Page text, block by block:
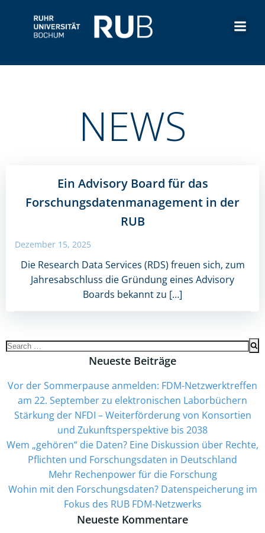
Inhalt
springen
NEWS
Ein Advisory Board für das
Forschungsdatenmanagement in der
RUB
Dezember 15, 2025
Die Research Data Services (RDS) freuen sich, zum
Jahresabschluss die Gründung eines Advisory
Boards bekannt zu […]
Search
Neueste Beiträge
Vor der Sommerpause anmelden: FDM-Netzwerktreffen
am 22. September zu elektronischen Laborbüchern
Stärkung der NFDI – Weiterförderung von Konsortien
und Zukunftsperspektive bis 2038
Wem „gehören“ die Daten? Eine Diskussion über Rechte,
Pflichten und Forschungsdaten in Deutschland
Mehr Rechenpower für die Forschung
­Wohin mit den Forschungsdaten? Datenspeicherung im
Fokus des RUB FDM-Netzwerks
Neueste Kommentare